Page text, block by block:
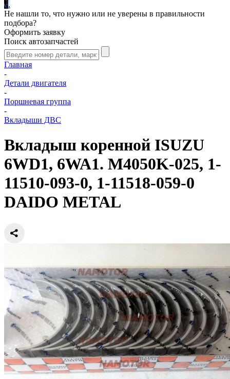
...
Не нашли то, что нужно или не уверены в правильности
подбора?
Оформить заявку
Поиск автозапчастей
Главная
-
Детали двигателя
-
Поршневая группа
-
Вкладыши ДВС
Вкладыш коренной ISUZU
6WD1, 6WA1. M4050K-025, 1-
11510-093-0, 1-11518-059-0
DAIDO METAL